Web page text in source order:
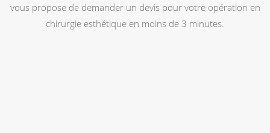
vous propose de demander un devis pour votre opération en
chirurgie esthétique en moins de 3 minutes.